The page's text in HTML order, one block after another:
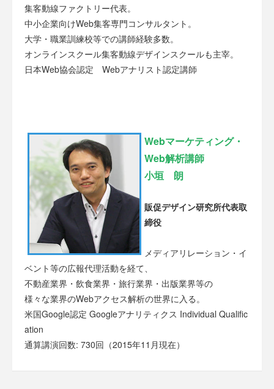
集客動線ファクトリー代表。
中小企業向けWeb集客専門コンサルタント。
大学・職業訓練校等での講師経験多数。
オンラインスクール集客動線デザインスクールも主宰。
日本Web協会認定 Webアナリスト認定講師
Webマーケティング・
Web解析講師
小垣 朗
販促デザイン研究所代表取
締役
メディアリレーション・イ
ベント等の広報代理活動を経て、
不動産業界・飲食業界・旅行業界・出版業界等の
様々な業界のWebアクセス解析の世界に入る。
米国Google認定 Googleアナリティクス Individual Qualific
ation
通算講演回数: 730回（2015年11月現在）